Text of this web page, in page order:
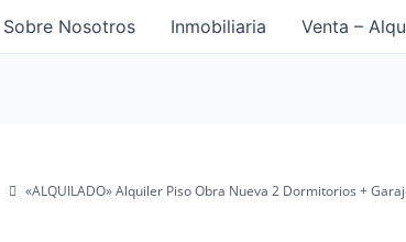
Sobre Nosotros Inmobiliaria Venta –
«ALQUILADO» Alquiler Piso Obra Nueva 2 Dormitorios +